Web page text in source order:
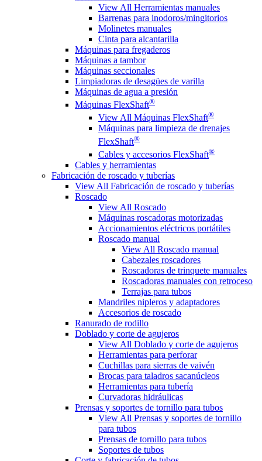
View All Herramientas manuales
Barrenas para inodoros/mingitorios
Molinetes manuales
Cinta para alcantarilla
Máquinas para fregaderos
Máquinas a tambor
Máquinas seccionales
Limpiadoras de desagües de varilla
Máquinas de agua a presión
Máquinas FlexShaft®
View All Máquinas FlexShaft®
Máquinas para limpieza de drenajes
FlexShaft®
Cables y accesorios FlexShaft®
Cables y herramientas
Fabricación de roscado y tuberías
View All Fabricación de roscado y tuberías
Roscado
View All Roscado
Máquinas roscadoras motorizadas
Accionamientos eléctricos portátiles
Roscado manual
View All Roscado manual
Cabezales roscadores
Roscadoras de trinquete manuales
Roscadoras manuales con retroceso
Terrajas para tubos
Mandriles nipleros y adaptadores
Accesorios de roscado
Ranurado de rodillo
Doblado y corte de agujeros
View All Doblado y corte de agujeros
Herramientas para perforar
Cuchillas para sierras de vaivén
Brocas para taladros sacanúcleos
Herramientas para tubería
Curvadoras hidráulicas
Prensas y soportes de tornillo para tubos
View All Prensas y soportes de tornillo
para tubos
Prensas de tornillo para tubos
Soportes de tubos